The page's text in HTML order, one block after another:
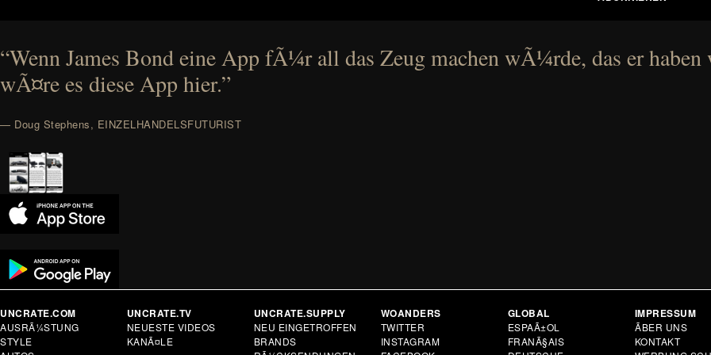
“Wenn James Bond eine App fÃ¼r all das Zeug machen wÃ¼rde, das er
wÃ¤re es diese App hier.”
— Doug Stephens, EINZELHANDELSFUTURIST
UNCRATE.COM
AUSRÃ¼STUNG
STYLE
UNCRATE.TV
NEUESTE VIDEOS
KANÃ¤LE
UNCRATE.SUPPLY
NEU EINGETROFFEN
BRANDS
WOANDERS
TWITTER
INSTAGRAM
GLOBAL
ESPAÃ±OL
FRANÃ§AIS
IMPRESSUM
ÃBER UNS
KONTAKT